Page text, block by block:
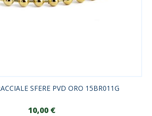
SFERE PVD ORO 15BR011G
10,00 €